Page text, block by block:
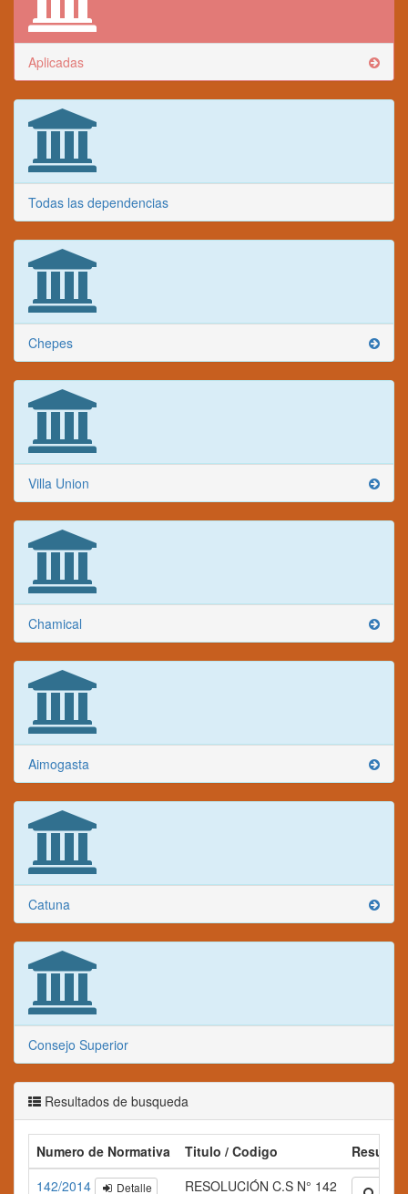
Aplicadas
Todas las dependencias
Chepes
Villa Union
Chamical
Aimogasta
Catuna
Consejo Superior
Resultados de busqueda
Numero de Normativa Titulo / Codigo
142/2014
Detalle RESOLUCIÓN C.S N° 142